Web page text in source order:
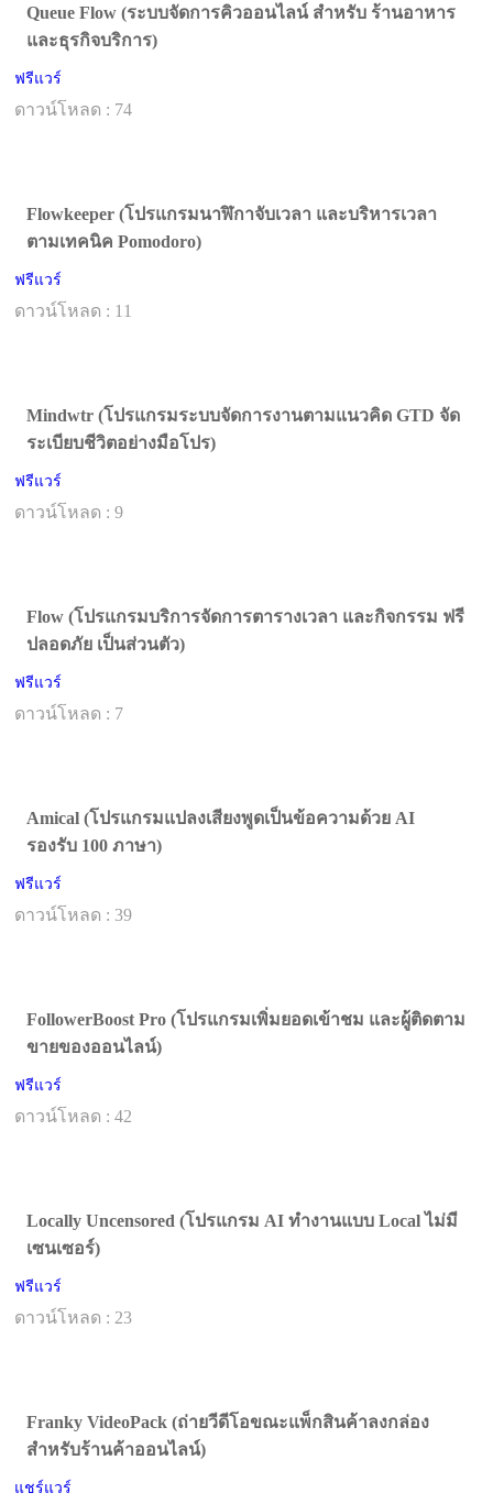
Queue Flow (ระบบจัดการคิวออนไลน์ สำหรับ ร้านอาหาร
และธุรกิจบริการ)
ฟรีแวร์
ดาวน์โหลด : 74
Flowkeeper (โปรแกรมนาฬิกาจับเวลา และบริหารเวลา
ตามเทคนิค Pomodoro)
ฟรีแวร์
ดาวน์โหลด : 11
Mindwtr (โปรแกรมระบบจัดการงานตามแนวคิด GTD จัด
ระเบียบชีวิตอย่างมือโปร)
ฟรีแวร์
ดาวน์โหลด : 9
Flow (โปรแกรมบริการจัดการตารางเวลา และกิจกรรม ฟรี
ปลอดภัย เป็นส่วนตัว)
ฟรีแวร์
ดาวน์โหลด : 7
Amical (โปรแกรมแปลงเสียงพูดเป็นข้อความด้วย AI
รองรับ 100 ภาษา)
ฟรีแวร์
ดาวน์โหลด : 39
FollowerBoost Pro (โปรแกรมเพิ่มยอดเข้าชม และผู้ติดตาม
ขายของออนไลน์)
ฟรีแวร์
ดาวน์โหลด : 42
Locally Uncensored (โปรแกรม AI ทำงานแบบ Local ไม่มี
เซนเซอร์)
ฟรีแวร์
ดาวน์โหลด : 23
Franky VideoPack (ถ่ายวีดีโอขณะแพ็กสินค้าลงกล่อง
สำหรับร้านค้าออนไลน์)
แชร์แวร์